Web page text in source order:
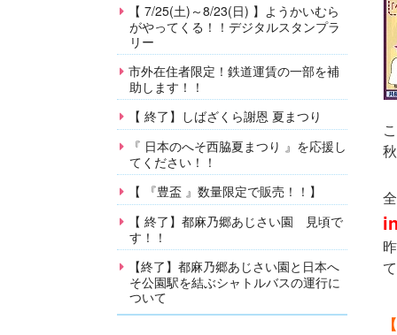
【 7/25(土)～8/23(日) 】ようかいむら
がやってくる！！デジタルスタンプラ
リー
市外在住者限定！鉄道運賃の一部を補
助します！！
【 終了】しばざくら謝恩 夏まつり
『 日本のへそ西脇夏まつり 』を応援し
てください！！
【 『豊盃 』数量限定で販売！！】
【 終了】都麻乃郷あじさい園 見頃で
す！！
【終了】都麻乃郷あじさい園と日本へ
そ公園駅を結ぶシャトルバスの運行に
ついて